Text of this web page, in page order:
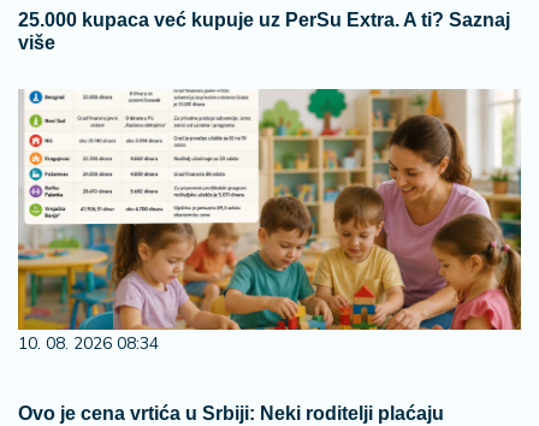
25.000 kupaca već kupuje uz PerSu Extra. A ti? Saznaj
više
10. 08. 2026 08:34
Ovo je cena vrtića u Srbiji: Neki roditelji plaćaju